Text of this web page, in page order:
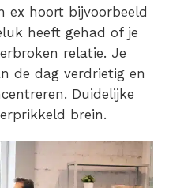
ex hoort bijvoorbeeld
heeft gehad of je
relatie. Je
de dag verdrietig en
Duidelijke
brein.